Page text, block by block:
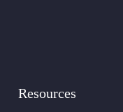
Resources